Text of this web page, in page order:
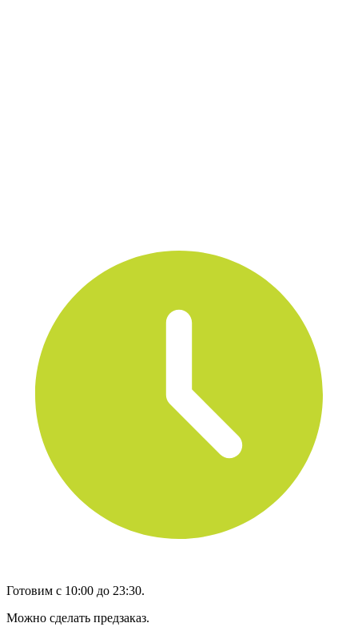
Готовим с 10:00 до 23:30.
Можно сделать предзаказ.